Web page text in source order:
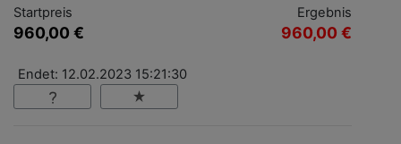
Startpreis
960,00 €
Ergebnis
960,00 €
Endet: 12.02.2023 15:21:30